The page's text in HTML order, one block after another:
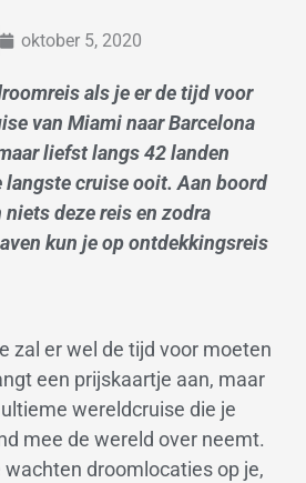
oktober 5, 2020
als je er de tijd voor
van Miami naar Barcelona
liefst langs 42 landen
cruise ooit. Aan boord
deze reis en zodra
kun je op ontdekkingsreis
zal er wel de tijd voor moeten
een prijskaartje aan, maar
wereldcruise die je
mee de wereld over neemt.
droomlocaties op je,